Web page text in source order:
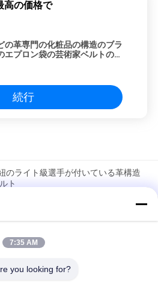
高の価格で
の革専門の化粧品の構造のブラ
エプロン袋の芸術家ベルトの革
続行
のライト級選手が付いている革構造
ト
ッパーの閉鎖旅行化粧品の構造袋の
ールダー
袋の洗面用品のホールダーのペンの
7:35 AM
you looking for?